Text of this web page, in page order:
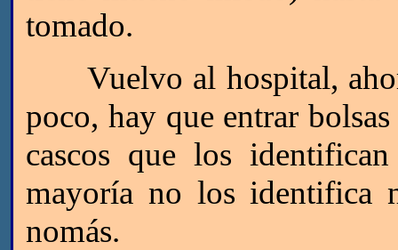
tomado.
Vuelvo al hospital,
poco, hay que entrar
cascos que los
mayoría no los identifica
nomás.